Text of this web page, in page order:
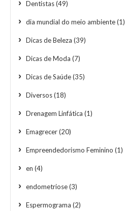
Dentistas(49)
dia mundial do meio ambiente(1)
Dicas de Beleza (39)
Dicas de Moda (7)
Dicas de Saúde(35)
Diversos(18)
Drenagem Linfática (1)
Emagrecer(20)
Empreendedorismo Feminino (1)
en (4)
endometriose(3)
Espermograma (2)